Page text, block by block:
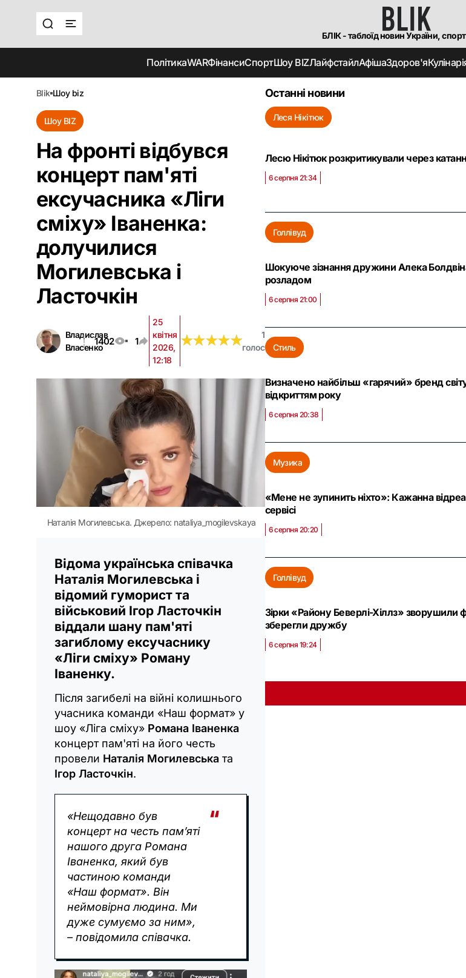
БЛІК - таблоїд новин України, спорт
ПолітикаWARФінансиСпортШоу BIZЛайфстайлАфішаЗдоров'я
blik шоу biz
Шоу BIZ
На фронті відбувся
концерт пам'яті
ексучасника «Ліги
сміху» Іваненка:
долучилися
Могилевська і
Ласточкін
Владислав
Власенко
1402 1
25
квітня
2026,
12:18
★★★★★
★★★★★
1
голос
Наталія Могилевська. Джерело: nataliya_mogilevskaya
Відома українська співачка
Наталія Могилевська і
відомий гуморист та
військовий Ігор Ласточкін
віддали шану пам'яті
загиблому ексучаснику
«Ліги сміху» Роману
Іваненку.
Після загибелі на війні колишнього
учасника команди «Наш формат» у
шоу «Ліга сміху» Романа Іваненка
концерт пам'яті на його честь
провели Наталія Могилевська та
Ігор Ласточкін.
«Нещодавно був
концерт на честь пам’яті
нашого друга Романа
Іваненка, який був
частиною команди
«Наш формат». Він
неймовірна людина. Ми
дуже сумуємо за ним»,
– повідомила співачка.
Останні новини
Леся Нікітюк
Лесю Нікітюк розкритикували через
6 серпня 21:34
Голлівуд
Шокуюче зізнання дружини Алека
розладом
6 серпня 21:00
Стиль
Визначено найбільш «гарячий» бренд
відкриттям року
6 серпня 20:38
Музика
«Мене не зупинить ніхто»: Кажанна
сервісі
6 серпня 20:20
Голлівуд
Зірки «Району Беверлі-Хіллз» зворушили
зберегли дружбу
6 серпня 19:24